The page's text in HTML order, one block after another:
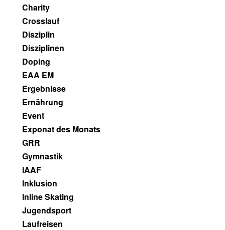
Charity
Crosslauf
Disziplin
Disziplinen
Doping
EAA EM
Ergebnisse
Ernährung
Event
Exponat des Monats
GRR
Gymnastik
IAAF
Inklusion
Inline Skating
Jugendsport
Laufreisen